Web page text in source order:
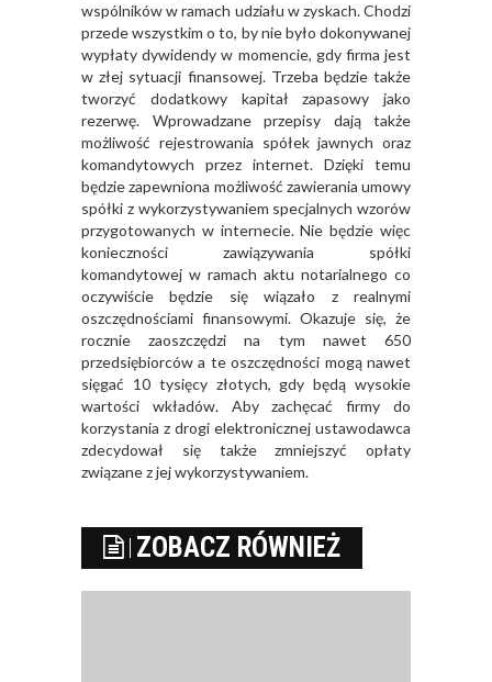
wspólników w ramach udziału w zyskach. Chodzi
przede wszystkim o to, by nie było dokonywanej
wypłaty dywidendy w momencie, gdy firma jest
w złej sytuacji finansowej. Trzeba będzie także
tworzyć dodatkowy kapitał zapasowy jako
rezerwę. Wprowadzane przepisy dają także
możliwość rejestrowania spółek jawnych oraz
komandytowych przez internet. Dzięki temu
będzie zapewniona możliwość zawierania umowy
spółki z wykorzystywaniem specjalnych wzorów
przygotowanych w internecie. Nie będzie więc
konieczności zawiązywania spółki
komandytowej w ramach aktu notarialnego co
oczywiście będzie się wiązało z realnymi
oszczędnościami finansowymi. Okazuje się, że
rocznie zaoszczędzi na tym nawet 650
przedsiębiorców a te oszczędności mogą nawet
sięgać 10 tysięcy złotych, gdy będą wysokie
wartości wkładów. Aby zachęcać firmy do
korzystania z drogi elektronicznej ustawodawca
zdecydował się także zmniejszyć opłaty
związane z jej wykorzystywaniem.
ZOBACZ RÓWNIEŻ